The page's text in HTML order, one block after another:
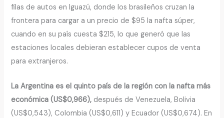
filas de autos en Iguazú, donde los brasileños cruzan la
frontera para cargar a un precio de $95 la nafta súper,
cuando en su país cuesta $215, lo que generó que las
estaciones locales debieran establecer cupos de venta
para extranjeros.
La Argentina es el quinto país de la región con la nafta más
económica (US$0,966), después de Venezuela, Bolivia
(US$0,543), Colombia (US$0,611) y Ecuador (US$0,674). En